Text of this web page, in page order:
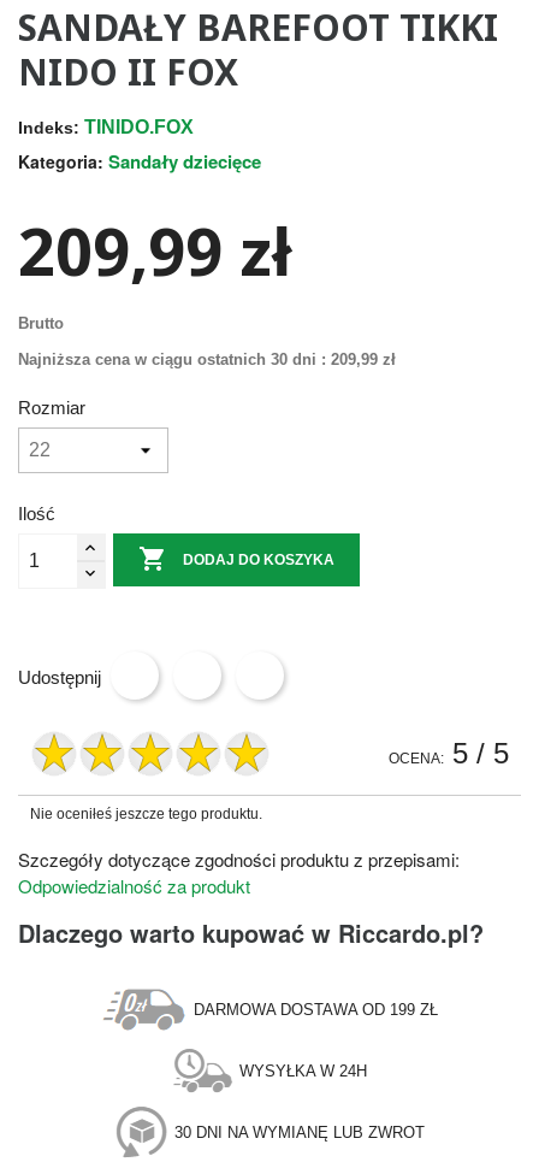
SANDAŁY BAREFOOT TIKKI
NIDO II FOX
Indeks: TINIDO.FOX
Kategoria: Sandały dziecięce
209,99 zł
Brutto
Najniższa cena w ciągu ostatnich 30 dni : 209,99 zł
Rozmiar
Ilość
 DODAJ DO KOSZYKA
Udostępnij
OCENA: 5 / 5
Nie oceniłeś jeszcze tego produktu.
Szczegóły dotyczące zgodności produktu z przepisami:
Odpowiedzialność za produkt
Dlaczego warto kupować w Riccardo.pl?
DARMOWA DOSTAWA OD 199 ZŁ
WYSYŁKA W 24H
30 DNI NA WYMIANĘ LUB ZWROT